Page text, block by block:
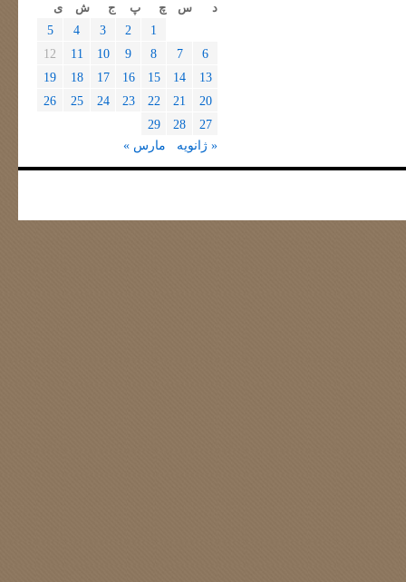
د س چ پ ج ش ی
1
2
3
4
5
6
7
8
9
10
11
12
13
14
15
16
17
18
19
20
21
22
23
24
25
26
27
28
29
« ژانویه
مارس »